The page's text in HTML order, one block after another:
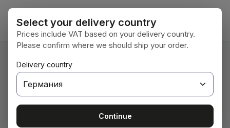
Преминете към основното съдържание
Вие сте тук: Начална страница
Бои и лакове
Пропуснете галерия с изображения
Select your delivery country
Prices include VAT based on your delivery country.
Please confirm where we should ship your order.
Delivery country
Continue